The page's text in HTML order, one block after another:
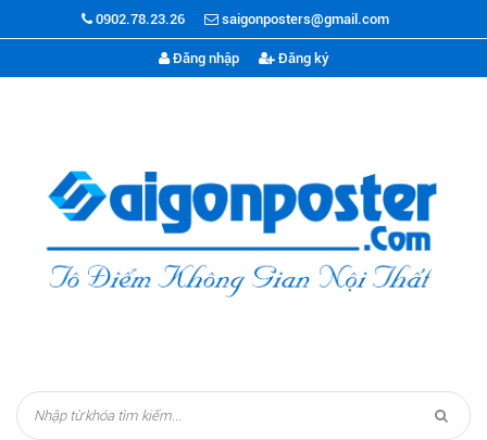
0902.78.23.26 saigonposters@gmail.com
Đăng nhập Đăng ký